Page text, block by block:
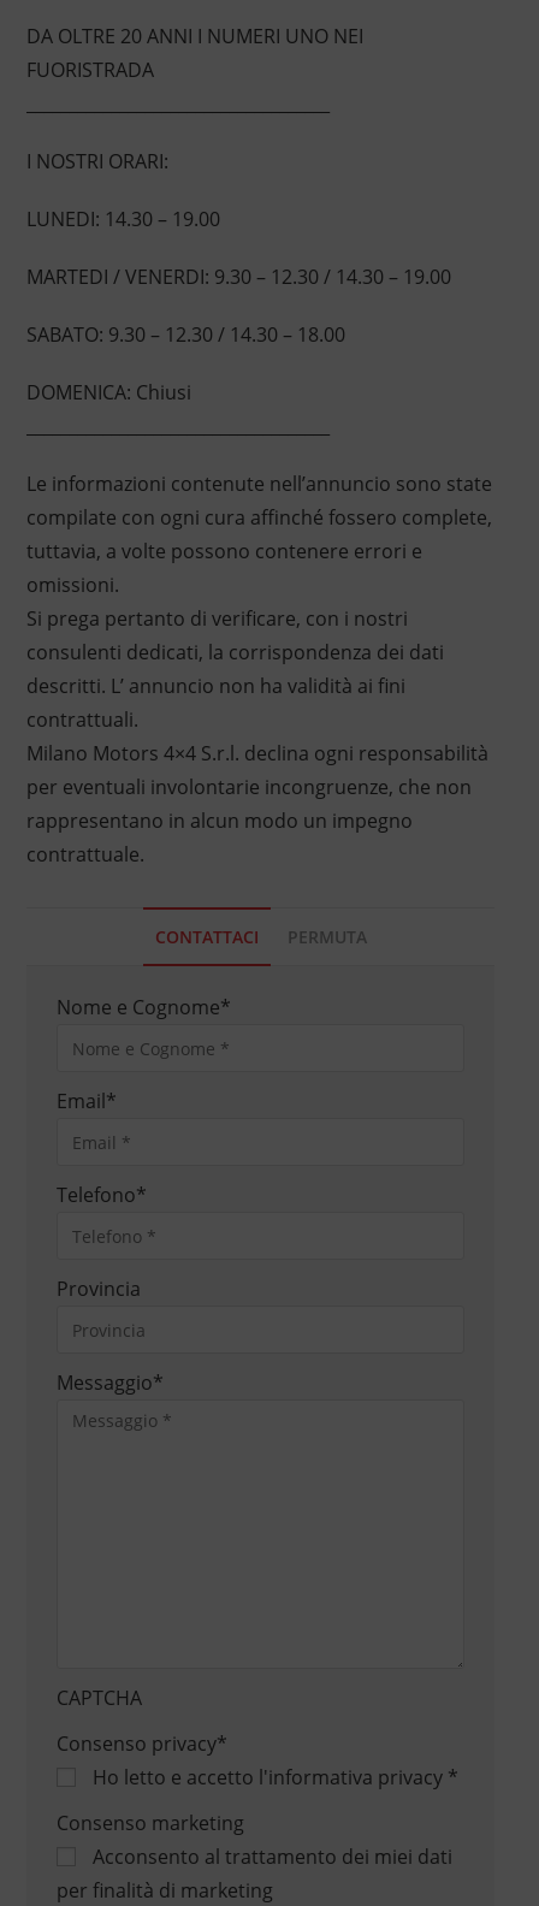
DA OLTRE 20 ANNI I NUMERI UNO NEI
FUORISTRADA
I NOSTRI ORARI:
LUNEDI: 14.30 – 19.00
MARTEDI / VENERDI: 9.30 – 12.30 / 14.30 – 19.00
SABATO: 9.30 – 12.30 / 14.30 – 18.00
DOMENICA: Chiusi
Le informazioni contenute nell’annuncio sono state
compilate con ogni cura affinché fossero complete,
tuttavia, a volte possono contenere errori e
omissioni.
Si prega pertanto di verificare, con i nostri
consulenti dedicati, la corrispondenza dei dati
descritti. L’ annuncio non ha validità ai fini
contrattuali.
Milano Motors 4×4 S.r.l. declina ogni responsabilità
per eventuali involontarie incongruenze, che non
rappresentano in alcun modo un impegno
contrattuale.
CONTATTACI PERMUTA
Nome e Cognome*
Email*
Telefono*
Provincia
Messaggio*
CAPTCHA
Consenso privacy*
Ho letto e accetto l'informativa privacy*
Consenso marketing
Acconsento al trattamento dei miei dati
per finalità di marketing